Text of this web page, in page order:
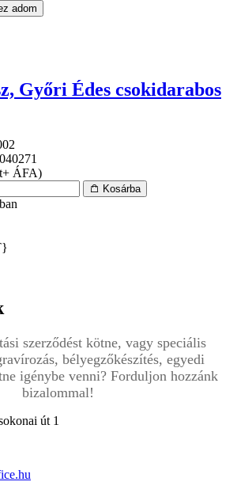
adom
Győri Édes csokidarabos
+ ÁFA)
Kosárba
szerződést kötne, vagy speciális
bélyegzőkészítés, egyedi
igénybe venni? Forduljon hozzánk
bizalommal!
út 1